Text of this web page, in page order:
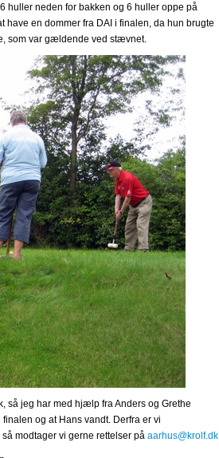
huller neden for bakken og 6 huller oppe på
have en dommer fra DAI i finalen, da hun brugte
som var gældende ved stævnet.
så jeg har med hjælp fra Anders og Grethe
og at Hans vandt. Derfra er vi
modtager vi gerne rettelser på aarhus@krolf.dk